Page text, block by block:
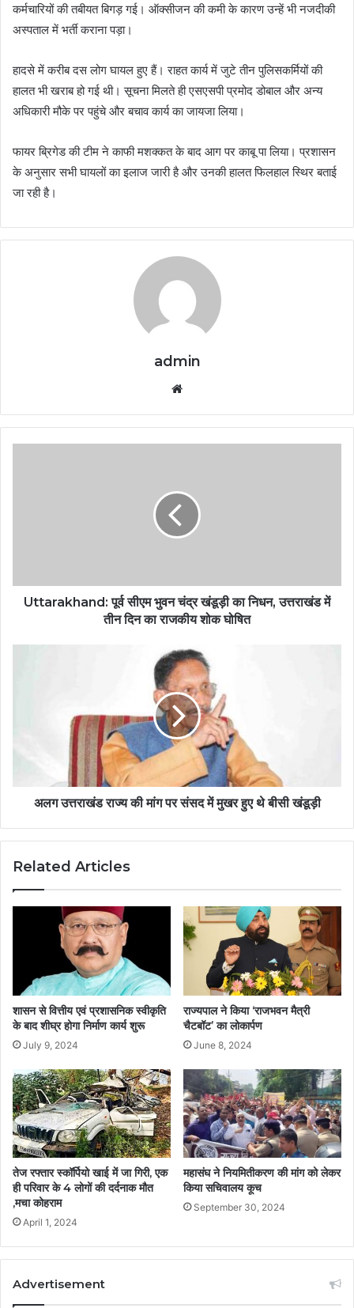
कर्मचारियों की तबीयत बिगड़ गई। ऑक्सीजन की कमी के कारण उन्हें भी नजदीकी
अस्पताल में भर्ती कराना पड़ा।
हादसे में करीब दस लोग घायल हुए हैं। राहत कार्य में जुटे तीन पुलिसकर्मियों की
हालत भी खराब हो गई थी। सूचना मिलते ही एसएसपी प्रमोद डोबाल और अन्य
अधिकारी मौके पर पहुंचे और बचाव कार्य का जायजा लिया।
फायर ब्रिगेड की टीम ने काफी मशक्कत के बाद आग पर काबू पा लिया। प्रशासन
के अनुसार सभी घायलों का इलाज जारी है और उनकी हालत फिलहाल स्थिर बताई
जा रही है।
admin
Uttarakhand: पूर्व सीएम भुवन चंद्र खंडूड़ी का निधन, उत्तराखंड में
तीन दिन का राजकीय शोक घोषित
अलग उत्तराखंड राज्य की मांग पर संसद में मुखर हुए थे बीसी खंडूड़ी
Related Articles
शासन से वित्तीय एवं प्रशासनिक स्वीकृति
के बाद शीघ्र होगा निर्माण कार्य शुरू
July 9, 2024
राज्यपाल ने किया ‘राजभवन मैत्री
चैटबॉट’ का लोकार्पण
June 8, 2024
तेज रफ्तार स्कॉर्पियो खाई में जा गिरी, एक
ही परिवार के 4 लोगों की दर्दनाक मौत
,मचा कोहराम
April 1, 2024
महासंघ ने नियमितीकरण की मांग को लेकर
किया सचिवालय कूच
September 30, 2024
Advertisement